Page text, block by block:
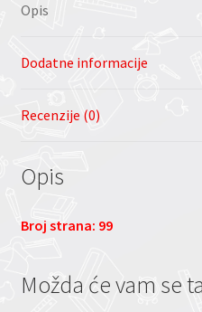
Opis
Dodatne informacije
Recenzije (0)
Opis
Broj strana: 99
Možda će vam se